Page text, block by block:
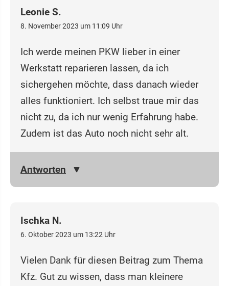
Leonie S.
8. November 2023 um 11:09 Uhr
Ich werde meinen PKW lieber in einer
Werkstatt reparieren lassen, da ich
sichergehen möchte, dass danach wieder
alles funktioniert. Ich selbst traue mir das
nicht zu, da ich nur wenig Erfahrung habe.
Zudem ist das Auto noch nicht sehr alt.
Antworten
Ischka N.
6. Oktober 2023 um 13:22 Uhr
Vielen Dank für diesen Beitrag zum Thema
Kfz. Gut zu wissen, dass man kleinere